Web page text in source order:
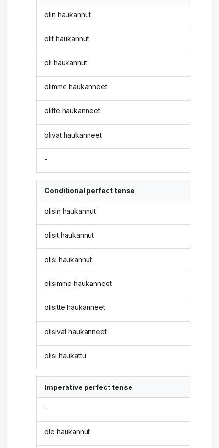
olin haukannut
olit haukannut
oli haukannut
olimme haukanneet
olitte haukanneet
olivat haukanneet
-
Conditional perfect tense
olisin haukannut
olisit haukannut
olisi haukannut
olisimme haukanneet
olisitte haukanneet
olisivat haukanneet
olisi haukattu
Imperative perfect tense
-
ole haukannut